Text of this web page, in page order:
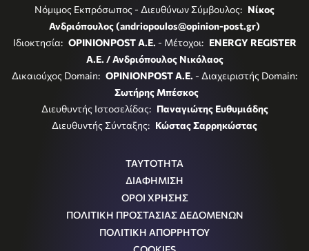
Νόμιμος Εκπρόσωπος - Διευθύνων Σύμβουλος: Νίκος
Ανδριόπουλος (andriopoulos@opinion-post.gr)
Ιδιοκτησία: OPINIONPOST A.E. - Μέτοχοι: ENERGY REGISTER
Α.Ε. / Ανδριόπουλος Νικόλαος
Δικαιούχος Domain: OPINIONPOST A.E. - Διαχειριστής Domain:
Σωτήρης Μπέσκος
Διευθυντής Ιστοσελίδας: Παναγιώτης Ευθυμιάδης
Διευθυντής Σύνταξης: Κώστας Σαρρηκώστας
ΤΑΥΤΟΤΗΤΑ
ΔΙΑΦΗΜΙΣΗ
ΟΡΟΙ ΧΡΗΣΗΣ
ΠΟΛΙΤΙΚΗ ΠΡΟΣΤΑΣΙΑΣ ΔΕΔΟΜΕΝΩΝ
ΠΟΛΙΤΙΚΗ ΑΠΟΡΡΗΤΟΥ